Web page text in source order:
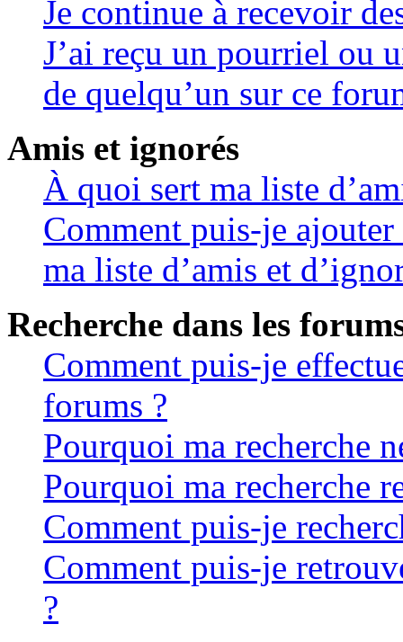
Je continue à recevoir
J’ai reçu un pourriel ou
de quelqu’un sur ce
Amis et ignorés
À quoi sert ma liste
Comment puis-je
ma liste d’amis et
Recherche dans les
Comment puis-je
forums ?
Pourquoi ma recherche
Pourquoi ma recherche
Comment puis-je
Comment puis-je
?